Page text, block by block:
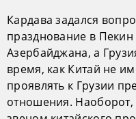
Кардава задался
празднование в
Азербайджана, а
время, как Китай не
проявлять к Грузии
отношения. Наоборот,